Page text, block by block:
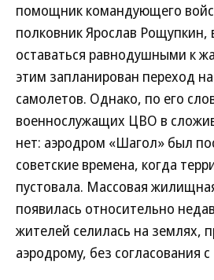
помощник командующего
полковник Ярослав Рощупкин,
оставаться равнодушными к
этим запланирован переход
самолетов. Однако, по его
военнослужащих ЦВО в
нет: аэродром «Шагол» был
советские времена, когда
пустовала. Массовая
появилась относительно
жителей селилась на землях,
аэродрому, без согласования